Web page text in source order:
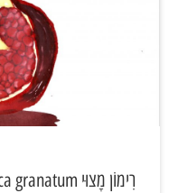
רִימוֹן מָצוּי Punica granatum- מאת גידי גור, ניסים קריספיל.